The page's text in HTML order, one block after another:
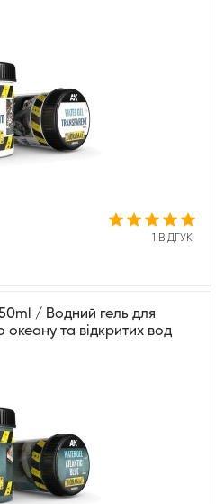
1 ВІДГУК
/ Водний гель для
океану та відкритих вод